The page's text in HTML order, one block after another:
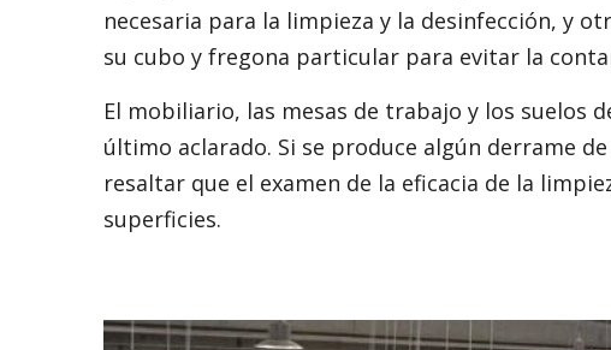
necesaria para la limpieza y la desinfección, y
su cubo y fregona particular para evitar la
El mobiliario, las mesas de trabajo y los suelos
último aclarado. Si se produce algún derrame
resaltar que el examen de la eficacia de la
superficies.